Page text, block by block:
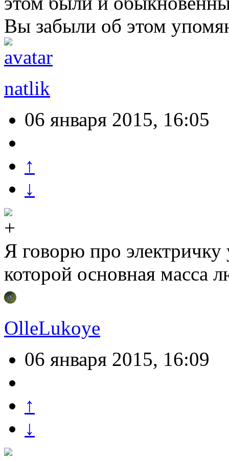
Вы забыли об этом
natlik
06 января 2015, 16:05
↑
↓
Я говорю про
которой основная масса
OlleLukoye
06 января 2015, 16:09
↑
↓